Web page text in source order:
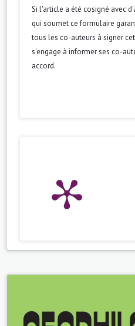
Si l'article a été cosigné avec
qui soumet ce formulaire
tous les co-auteurs à signer
s'engage à informer ses co-
accord.